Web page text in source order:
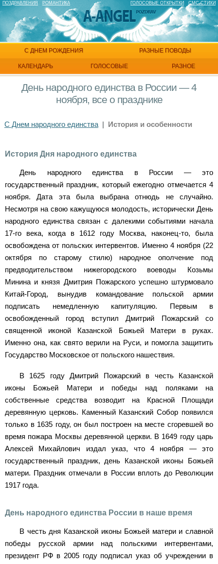
ПОЗДРАВЛЕНИЯ РОМАНТИКА ГОЛОСОВЫЕ ОТКРЫТКИ СМС СТИХИ
С ДНЕМ РОЖДЕНИЯ РАЗНЫЕ ПОВОДЫ
ГОЛОСОВЫЕ
КАЛЕНДАРЬ РАЗНОЕ
День народного единства в России — 4
ноября, все о празднике
С Днем народного единства| История и особенности
История Дня народного единства
День народного единства в России — это
государственный праздник, который ежегодно отмечается 4
ноября. Дата эта была выбрана отнюдь не случайно.
Несмотря на свою кажущуюся молодость, исторически День
народного единства связан с далекими событиями начала
17-го века, когда в 1612 году Москва, наконец-то, была
освобождена от польских интервентов. Именно 4 ноября (22
октября по старому стилю) народное ополчение под
предводительством нижегородского воеводы Козьмы
Минина и князя Дмитрия Пожарского успешно штурмовало
Китай-Город, вынудив командование польской армии
подписать немедленную капитуляцию. Первым в
освобожденный город вступил Дмитрий Пожарский со
священной иконой Казанской Божьей Матери в руках.
Именно она, как свято верили на Руси, и помогла защитить
Государство Московское от польского нашествия.
В 1625 году Дмитрий Пожарский в честь Казанской
иконы Божьей Матери и победы над поляками на
собственные средства возводит на Красной Площади
деревянную церковь. Каменный Казанский Собор появился
только в 1635 году, он был построен на месте сгоревшей во
время пожара Москвы деревянной церкви. В 1649 году царь
Алексей Михайлович издал указ, что 4 ноября — это
государственный праздник, день Казанской иконы Божьей
матери. Праздник отмечали в России вплоть до Революции
1917 года.
День народного единства России в наше время
В честь дня Казанской иконы Божьей матери и славной
победы русской армии над польскими интервентами,
президент РФ в 2005 году подписал указ об учреждении в